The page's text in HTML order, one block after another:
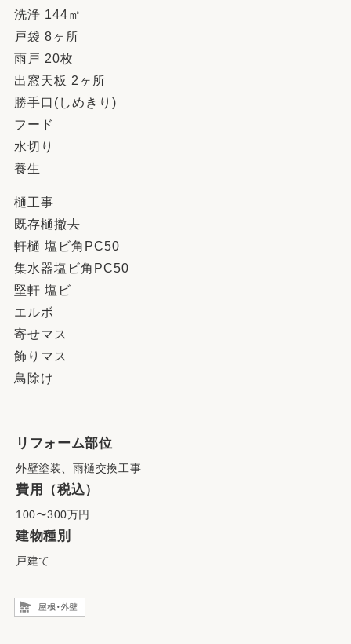
洗浄 144㎡
戸袋 8ヶ所
雨戸 20枚
出窓天板 2ヶ所
勝手口(しめきり)
フード
水切り
養生
樋工事
既存樋撤去
軒樋 塩ビ角PC50
集水器塩ビ角PC50
堅軒 塩ビ
エルボ
寄せマス
飾りマス
鳥除け
リフォーム部位
外壁塗装、雨樋交換工事
費用（税込）
100〜300万円
建物種別
戸建て